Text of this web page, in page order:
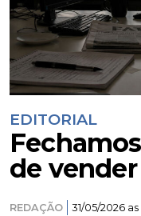
EDITORIAL
de
REDAÇÃO 31/05/2026